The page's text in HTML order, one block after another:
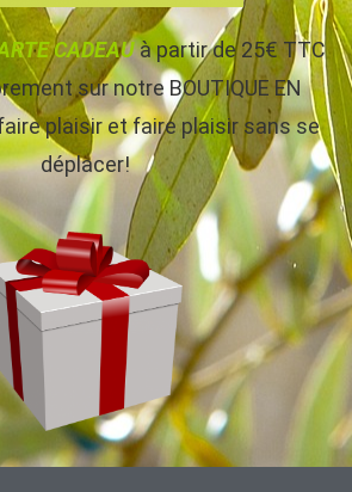
CADEAUà partir de 25€ TTC
sur notre BOUTIQUE EN
plaisir et faire plaisir sans se
déplacer!